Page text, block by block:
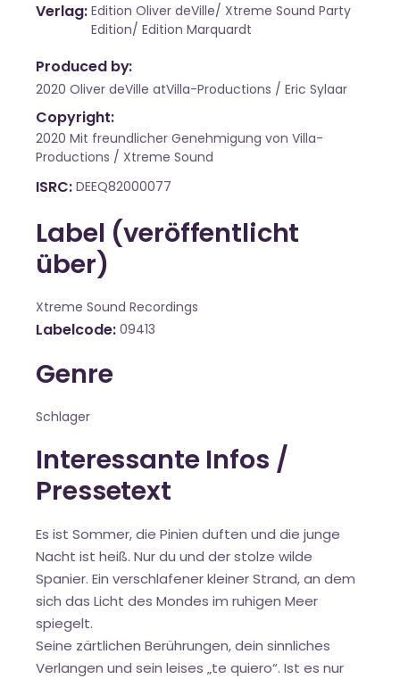
Verlag Edition Oliver deVille/ Xtreme Sound Party
Edition/ Edition Marquardt
Produced by:
2020 Oliver deVille atVilla-Productions / Eric Sylaar
Copyright:
2020 Mit freundlicher Genehmigung von Villa-
Productions / Xtreme Sound
ISRC DEEQ82000077
Label (veröffentlicht
über)
Xtreme Sound Recordings
Labelcode 09413
Genre
Schlager
Interessante Infos /
Pressetext
Es ist Sommer, die Pinien duften und die junge
Nacht ist heiß. Nur du und der stolze wilde
Spanier. Ein verschlafener kleiner Strand, an dem
sich das Licht des Mondes im ruhigen Meer
spiegelt.
Seine zärtlichen Berührungen, dein sinnliches
Verlangen und sein leises „te quiero“. Ist es nur